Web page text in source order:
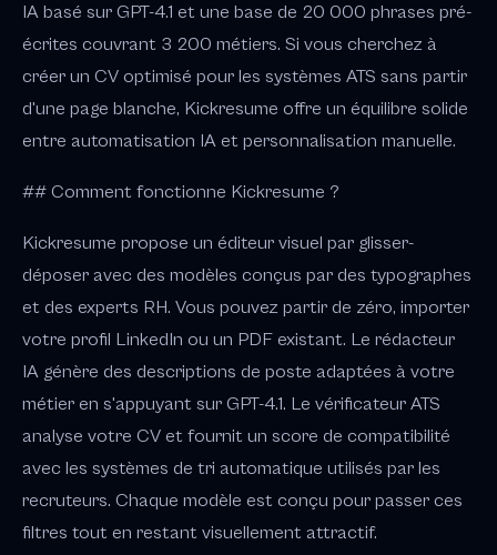
IA basé sur GPT-4.1 et une base de 20 000 phrases pré-
écrites couvrant 3 200 métiers. Si vous cherchez à
créer un CV optimisé pour les systèmes ATS sans partir
d'une page blanche, Kickresume offre un équilibre solide
entre automatisation IA et personnalisation manuelle.
## Comment fonctionne Kickresume ?
Kickresume propose un éditeur visuel par glisser-
déposer avec des modèles conçus par des typographes
et des experts RH. Vous pouvez partir de zéro, importer
votre profil LinkedIn ou un PDF existant. Le rédacteur
IA génère des descriptions de poste adaptées à votre
métier en s'appuyant sur GPT-4.1. Le vérificateur ATS
analyse votre CV et fournit un score de compatibilité
avec les systèmes de tri automatique utilisés par les
recruteurs. Chaque modèle est conçu pour passer ces
filtres tout en restant visuellement attractif.